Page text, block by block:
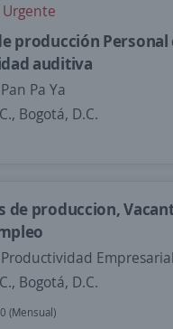
Urgente
producción Personal
auditiva
Pan Pa Ya
Bogotá, D.C.
de produccion,
Productividad
Bogotá, D.C.
(Mensual)